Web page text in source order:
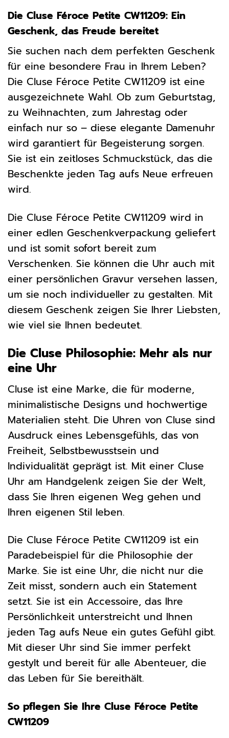
Die Cluse Féroce Petite CW11209: Ein
Geschenk, das Freude bereitet
Sie suchen nach dem perfekten Geschenk
für eine besondere Frau in Ihrem Leben?
Die Cluse Féroce Petite CW11209 ist eine
ausgezeichnete Wahl. Ob zum Geburtstag,
zu Weihnachten, zum Jahrestag oder
einfach nur so – diese elegante Damenuhr
wird garantiert für Begeisterung sorgen.
Sie ist ein zeitloses Schmuckstück, das die
Beschenkte jeden Tag aufs Neue erfreuen
wird.
Die Cluse Féroce Petite CW11209 wird in
einer edlen Geschenkverpackung geliefert
und ist somit sofort bereit zum
Verschenken. Sie können die Uhr auch mit
einer persönlichen Gravur versehen lassen,
um sie noch individueller zu gestalten. Mit
diesem Geschenk zeigen Sie Ihrer Liebsten,
wie viel sie Ihnen bedeutet.
Die Cluse Philosophie: Mehr als nur
eine Uhr
Cluse ist eine Marke, die für moderne,
minimalistische Designs und hochwertige
Materialien steht. Die Uhren von Cluse sind
Ausdruck eines Lebensgefühls, das von
Freiheit, Selbstbewusstsein und
Individualität geprägt ist. Mit einer Cluse
Uhr am Handgelenk zeigen Sie der Welt,
dass Sie Ihren eigenen Weg gehen und
Ihren eigenen Stil leben.
Die Cluse Féroce Petite CW11209 ist ein
Paradebeispiel für die Philosophie der
Marke. Sie ist eine Uhr, die nicht nur die
Zeit misst, sondern auch ein Statement
setzt. Sie ist ein Accessoire, das Ihre
Persönlichkeit unterstreicht und Ihnen
jeden Tag aufs Neue ein gutes Gefühl gibt.
Mit dieser Uhr sind Sie immer perfekt
gestylt und bereit für alle Abenteuer, die
das Leben für Sie bereithält.
So pflegen Sie Ihre Cluse Féroce Petite
CW11209